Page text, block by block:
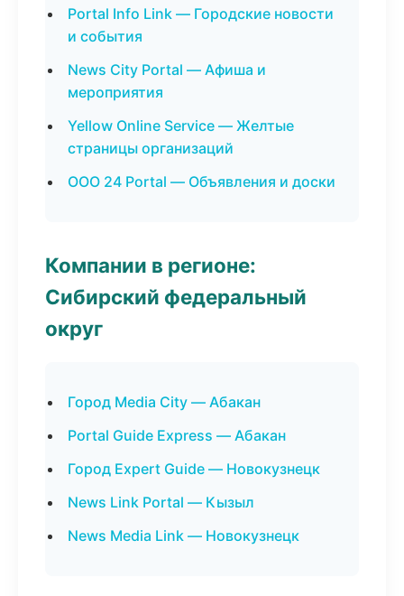
Portal Info Link — Городские новости
и события
News City Portal — Афиша и
мероприятия
Yellow Online Service — Желтые
страницы организаций
ООО 24 Portal — Объявления и доски
Компании в регионе:
Сибирский федеральный
округ
Город Media City — Абакан
Portal Guide Express — Абакан
Город Expert Guide — Новокузнецк
News Link Portal — Кызыл
News Media Link — Новокузнецк